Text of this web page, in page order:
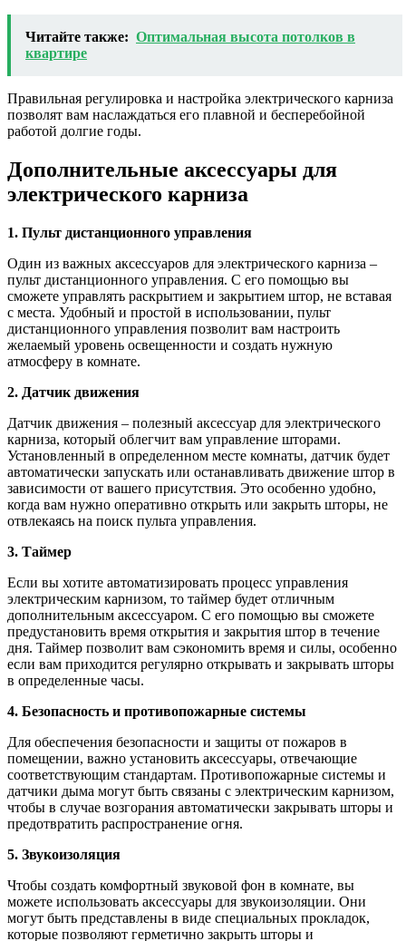
Читайте также: Оптимальная высота потолков в
квартире
Правильная регулировка и настройка электрического карниза
позволят вам наслаждаться его плавной и бесперебойной
работой долгие годы.
Дополнительные аксессуары для
электрического карниза
1. Пульт дистанционного управления
Один из важных аксессуаров для электрического карниза –
пульт дистанционного управления. С его помощью вы
сможете управлять раскрытием и закрытием штор, не вставая
с места. Удобный и простой в использовании, пульт
дистанционного управления позволит вам настроить
желаемый уровень освещенности и создать нужную
атмосферу в комнате.
2. Датчик движения
Датчик движения – полезный аксессуар для электрического
карниза, который облегчит вам управление шторами.
Установленный в определенном месте комнаты, датчик будет
автоматически запускать или останавливать движение штор в
зависимости от вашего присутствия. Это особенно удобно,
когда вам нужно оперативно открыть или закрыть шторы, не
отвлекаясь на поиск пульта управления.
3. Таймер
Если вы хотите автоматизировать процесс управления
электрическим карнизом, то таймер будет отличным
дополнительным аксессуаром. С его помощью вы сможете
предустановить время открытия и закрытия штор в течение
дня. Таймер позволит вам сэкономить время и силы, особенно
если вам приходится регулярно открывать и закрывать шторы
в определенные часы.
4. Безопасность и противопожарные системы
Для обеспечения безопасности и защиты от пожаров в
помещении, важно установить аксессуары, отвечающие
соответствующим стандартам. Противопожарные системы и
датчики дыма могут быть связаны с электрическим карнизом,
чтобы в случае возгорания автоматически закрывать шторы и
предотвратить распространение огня.
5. Звукоизоляция
Чтобы создать комфортный звуковой фон в комнате, вы
можете использовать аксессуары для звукоизоляции. Они
могут быть представлены в виде специальных прокладок,
которые позволяют герметично закрыть шторы и